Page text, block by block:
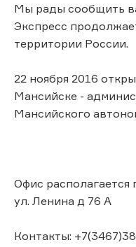
Мы рады сообщить
Экспресс
территории России.
22 ноября 2016
Мансийске -
Мансийского
Офис располагается
ул. Ленина д 76 А
Контакты: